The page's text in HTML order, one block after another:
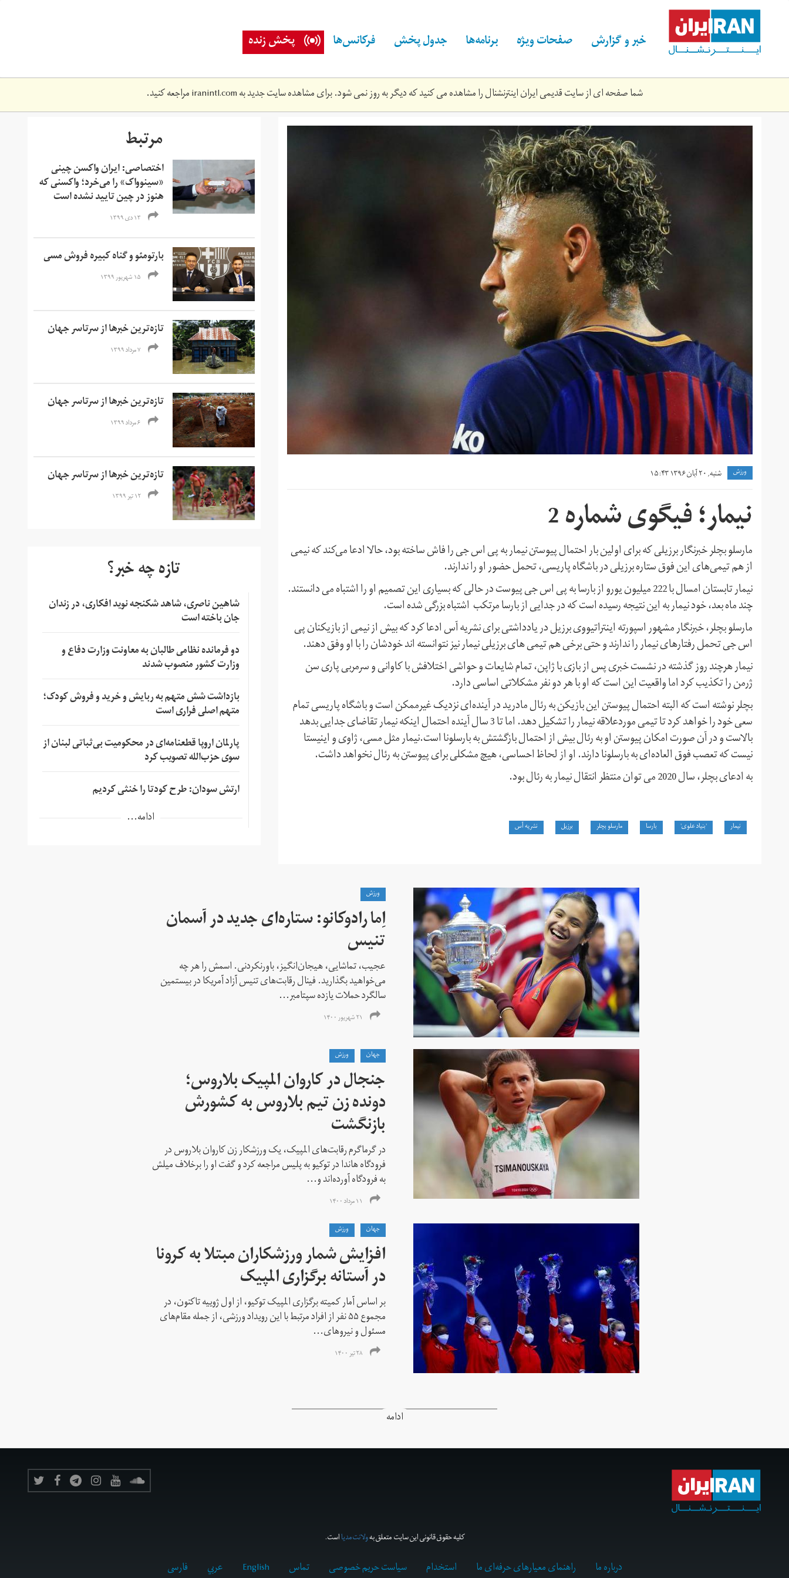
content خبر و گزارش صفحات ویژه برنامه‌ها جدول پخش فرکانس‌ها پخش زنده
شما صفحه ای از سایت قدیمی ایران اینترنشنال را مشاهده می کنید که دیگر به روز نمی شود. برای مشاهده سایت جدید بهiranintl.comمراجعه کنید.
01232469.jpg
ورزش شنبه, ۲۰ آبان ۱۳۹۶ ۱۵:۴۳
نیمار؛ فیگوی شماره 2
مارسلو بچلر خبرنگار برزیلی که برای اولین بار احتمال پیوستن نیمار به پی اس جی را فاش ساخته بود، حالا ادعا می‌کند که نیمی
از هم تیمی‌های این فوق ستاره برزیلی در باشگاه پاریسی، تحمل حضور او را ندارند.
نیمار تابستان امسال با 222 میلیون یورو از بارسا به پی اس جی پیوست در حالی که بسیاری این تصمیم او را اشتباه می دانستند.
چند ماه بعد، خود نیمار به این نتیجه رسیده است که در جدایی از بارسا مرتکب اشتباه بزرگی شده است.
مارسلو بچلر، خبرنگار مشهور اسپورته اینتراتیووی برزیل در یادداشتی برای نشریه آس ادعا کرد که بیش از نیمی از بازیکنان پی
اس جی تحمل رفتارهای نیمار را ندارند و حتی برخی هم تیمی های برزیلی نیمار نیز نتوانسته اند خودشان را با او وفق دهند.
نیمار هرچند روز گذشته در نشست خبری پس از بازی با ژاپن، تمام شایعات و حواشی اختلافش با کاوانی و سرمربی پاری سن
ژرمن را تکذیب کرد اما واقعیت این است که او با هر دو نفر مشکلاتی اساسی دارد.
بچلر نوشته است که البته احتمال پیوستن این بازیکن به رئال مادرید در آینده‌ای نزدیک غیرممکن است و باشگاه پاریسی تمام
سعی خود را خواهد کرد تا تیمی موردعلاقه نیمار را تشکیل دهد. اما تا 3 سال آینده احتمال اینکه نیمار تقاضای جدایی بدهد
بالاست و در آن صورت امکان پیوستن او به رئال بیش از احتمال بازگشتش به بارسلونا است.نیمار مثل مسی، ژاوی و اینیستا
نیست که تعصب فوق العاده‌ای به بارسلونا دارند. او از لحاظ احساسی، هیچ مشکلی برای پیوستن به رئال نخواهد داشت.
به ادعای بچلر، سال 2020 می توان منتظر انتقال نیمار به رئال بود.
نیمار 'بنیاد علوی' بارسا مارسلو بچلر برزیل نشریه آس
مرتبط
اختصاصی: ایران واکسن چینی
«سینوواک» را می‌خرد؛ واکسنی که
هنوز در چین تایید نشده است
۱۳ دی ۱۳۹۹
بارتومئو و گناه کبیره فروش مسی
۱۵ شهریور ۱۳۹۹
تازه‌ترین خبرها از سرتاسر جهان
۷ مرداد ۱۳۹۹
تازه‌ترین خبرها از سرتاسر جهان
۶ مرداد ۱۳۹۹
تازه‌ترین خبرها از سرتاسر جهان
۱۲ تیر ۱۳۹۹
تازه چه خبر؟
شاهین ناصری، شاهد شکنجه نوید افکاری، در زندان
جان باخته است
دو فرمانده نظامی طالبان به معاونت وزارت دفاع و
وزارت کشور منصوب شدند
بازداشت شش متهم به ربایش و خرید و فروش کودک؛
متهم اصلی فراری است
پارلمان اروپا قطعنامه‌ای در محکومیت بی‌ثباتی لبنان از
سوی حزب‌الله تصویب کرد
ارتش سودان: طرح کودتا را خنثی کردیم
ادامه...
ورزش
اِما رادوکانو: ستاره‌ای جدید در آسمان
تنیس
عجیب، تماشایی، هیجان‌انگیز، باورنکردنی. اسمش را هر چه
می‌خواهید بگذارید. فینال رقابت‌های تنیس آزاد آمریکا در بیستمین
سالگرد حملات یازده سپتامبر...
۲۱ شهریور ۱۴۰۰
جهان ورزش
جنجال در کاروان المپیک بلاروس؛
دونده زن تیم بلاروس به کشورش
بازنگشت
در گرماگرم رقابت‌های المپیک، یک ورزشکار زن کاروان بلاروس در
فرودگاه هاندا در توکیو به پلیس مراجعه کرد و گفت او را برخلاف میلش
به فرودگاه آورده‌اند و...
۱۱ مرداد ۱۴۰۰
جهان
ورزش
افزایش شمار ورزشکاران مبتلا به کرونا
در آستانه برگزاری المپیک
بر اساس آمار کمیته برگزاری المپیک توکیو، از اول ژوییه تاکنون، در
مجموع ۵۵ نفر از افراد مرتبط با این رویداد ورزشی، از جمله مقام‌های
مسئول و نیروهای...
۲۸ تیر ۱۴۰۰
ادامه
کلیه حقوق قانونی این سایت متعلق بهولانت‌مدیااست.
درباره ما راهنمای معیارهای حرفه‌ای ما استخدام سیاست حریم خصوصی تماس English عربي فارسى